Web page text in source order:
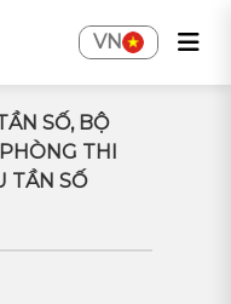
VN
SỐ, BỘ
THI
TẦN SỐ